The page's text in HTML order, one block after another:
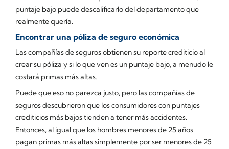
puntaje bajo puede descalificarlo del departamento que
realmentequería.
Encontrar una póliza de seguro económica
Las compañías de seguros obtienen su reporte crediticio al
crear su póliza y si lo que ven es un puntaje bajo, a menudo le
costará primas más altas.
Puede que eso no parezca justo, pero las compañías de
seguros descubrieron que los consumidores con puntajes
crediticios más bajos tienden a tener más accidentes.
Entonces, al igual que los hombres menores de 25 años
pagan primas más altas simplemente por ser menores de 25